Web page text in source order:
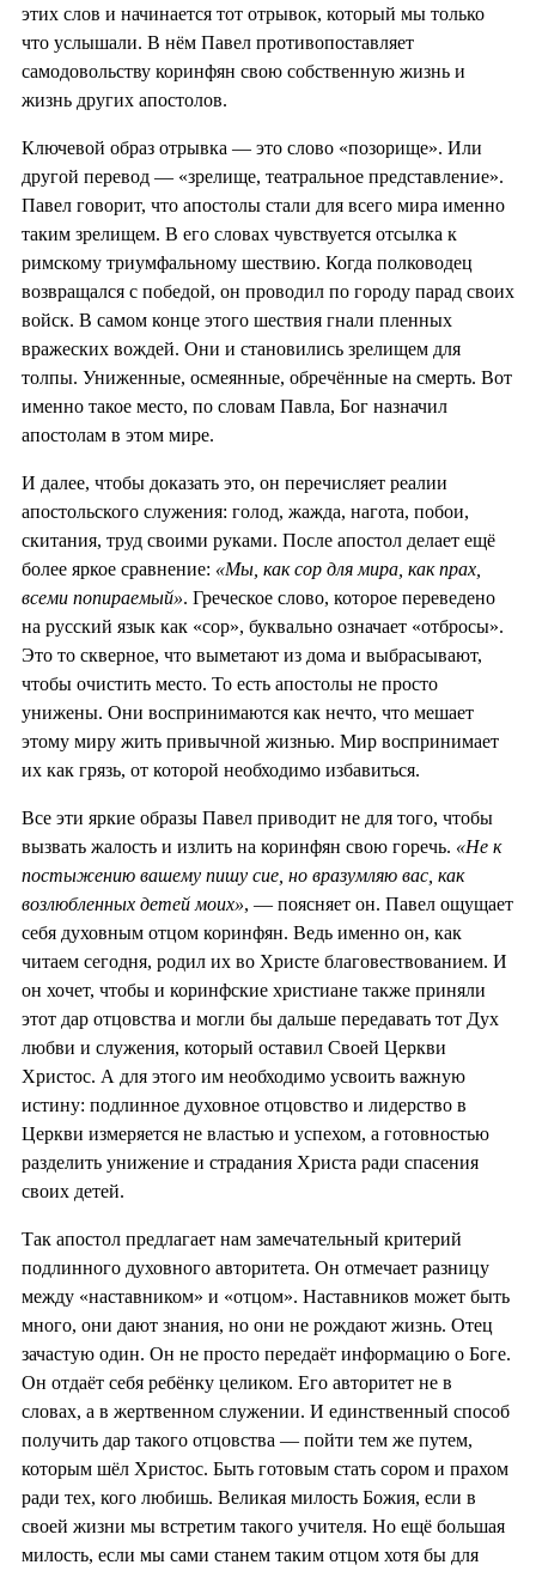
этих слов и начинается тот отрывок, который мы только
что услышали. В нём Павел противопоставляет
самодовольству коринфян свою собственную жизнь и
жизнь других апостолов.
Ключевой образ отрывка — это слово «позорище». Или
другой перевод — «зрелище, театральное представление».
Павел говорит, что апостолы стали для всего мира именно
таким зрелищем. В его словах чувствуется отсылка к
римскому триумфальному шествию. Когда полководец
возвращался с победой, он проводил по городу парад своих
войск. В самом конце этого шествия гнали пленных
вражеских вождей. Они и становились зрелищем для
толпы. Униженные, осмеянные, обречённые на смерть. Вот
именно такое место, по словам Павла, Бог назначил
апостолам в этом мире.
И далее, чтобы доказать это, он перечисляет реалии
апостольского служения: голод, жажда, нагота, побои,
скитания, труд своими руками. После апостол делает ещё
более яркое сравнение: «Мы, как сор для мира, как прах,
всеми попираемый». Греческое слово, которое переведено
на русский язык как «сор», буквально означает «отбросы».
Это то скверное, что выметают из дома и выбрасывают,
чтобы очистить место. То есть апостолы не просто
унижены. Они воспринимаются как нечто, что мешает
этому миру жить привычной жизнью. Мир воспринимает
их как грязь, от которой необходимо избавиться.
Все эти яркие образы Павел приводит не для того, чтобы
вызвать жалость и излить на коринфян свою горечь. «Не к
постыжению вашему пишу сие, но вразумляю вас, как
возлюбленных детей моих», — поясняет он. Павел ощущает
себя духовным отцом коринфян. Ведь именно он, как
читаем сегодня, родил их во Христе благовествованием. И
он хочет, чтобы и коринфские христиане также приняли
этот дар отцовства и могли бы дальше передавать тот Дух
любви и служения, который оставил Своей Церкви
Христос. А для этого им необходимо усвоить важную
истину: подлинное духовное отцовство и лидерство в
Церкви измеряется не властью и успехом, а готовностью
разделить унижение и страдания Христа ради спасения
своих детей.
Так апостол предлагает нам замечательный критерий
подлинного духовного авторитета. Он отмечает разницу
между «наставником» и «отцом». Наставников может быть
много, они дают знания, но они не рождают жизнь. Отец
зачастую один. Он не просто передаёт информацию о Боге.
Он отдаёт себя ребёнку целиком. Его авторитет не в
словах, а в жертвенном служении. И единственный способ
получить дар такого отцовства — пойти тем же путем,
которым шёл Христос. Быть готовым стать сором и прахом
ради тех, кого любишь. Великая милость Божия, если в
своей жизни мы встретим такого учителя. Но ещё большая
милость, если мы сами станем таким отцом хотя бы для